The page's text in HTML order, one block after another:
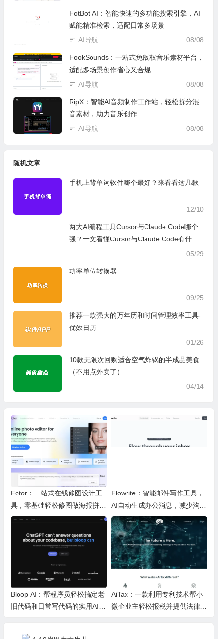
HotBot AI：智能快速的多功能搜索引擎，AI
赋能精准检索，适配日常多场景
08/08
AI导航
HookSounds：一站式免版权音乐素材平台，
适配多场景创作省心又合规
08/08
AI导航
RipX：智能AI音频制作工作站，轻松拆分混
音素材，助力音乐创作
08/08
AI导航
随机文章
手机上背单词软件哪个最好？来看看这几款
12/10
两大AI编程工具Cursor与Claude Code哪个
强？一文看懂Cursor与Claude Code有什么
05/29
功率单位转换器
09/25
推荐一款强大的万年历和时间管理效率工具-
优效日历
01/26
10款无限次回购适合空气炸锅的半成品美食
（不用点外卖了）
04/14
Fotor：一站式在线修图设计工
具，零基础轻松修图做海报拼图
文创内容
Flowrite：智能邮件写作工具，
AI自动生成办公消息，减少沟通
时间，提升办公效率
Bloop AI：帮程序员轻松搞定老
旧代码和日常写代码的实用AI小
AiTax：一款利用专利技术帮小
微企业主轻松报税并提供法律保